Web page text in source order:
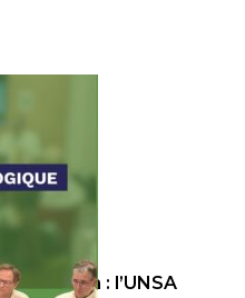
: l’UNSA